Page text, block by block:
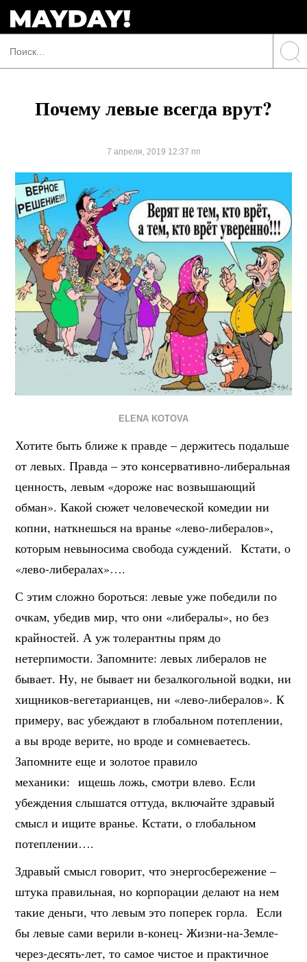
Почему левые всегда врут?
7 апреля, 2019 12:37 пп
ELENA KOTOVA
Хотите быть ближе к правде – держитесь подальше
от левых. Правда – это консервативно-либеральная
ценность, левым «дороже нас возвышающий
обман». Какой сюжет человеческой комедии ни
копни, наткнешься на вранье «лево-либералов»,
которым невыносима свобода суждений. Кстати, о
«лево-либералах»….
С этим сложно бороться: левые уже победили по
очкам, убедив мир, что они «либералы», но без
крайностей. А уж толерантны прям до
нетерпимости. Запомните: левых либералов не
бывает. Ну, не бывает ни безалкогольной водки, ни
хищников-вегетарианцев, ни «лево-либералов». К
примеру, вас убеждают в глобальном потеплении,
а вы вроде верите, но вроде и сомневаетесь.
Запомните еще и золотое правило
механики: ищешь ложь, смотри влево. Если
убеждения слышатся оттуда, включайте здравый
смысл и ищите вранье. Кстати, о глобальном
потеплении….
Здравый смысл говорит, что энергосбережение –
штука правильная, но корпорации делают на нем
такие деньги, что левым это поперек горла. Если
бы левые сами верили в-конец- Жизни-на-Земле-
через-десять-лет, то самое чистое и практичное